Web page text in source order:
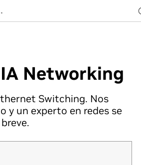
Networking
Switching. Nos
y un experto en redes se